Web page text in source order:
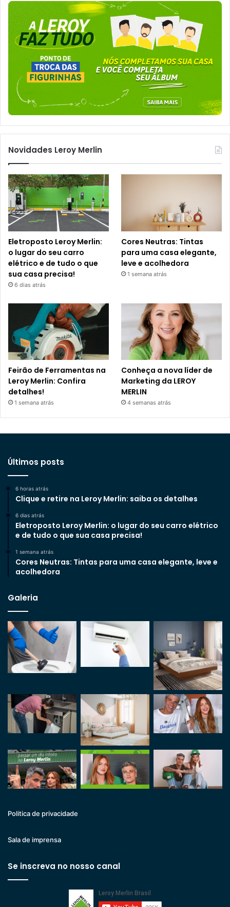
Novidades Leroy Merlin
Eletroposto Leroy Merlin:
o lugar do seu carro
elétrico e de tudo o que
sua casa precisa!
6 dias atrás
Cores Neutras: Tintas
para uma casa elegante,
leve e acolhedora
1 semana atrás
Feirão de Ferramentas na
Leroy Merlin: Confira
detalhes!
1 semana atrás
Conheça a nova líder de
Marketing da LEROY
MERLIN
4 semanas atrás
Últimos posts
6 horas atrás
Clique e retire na Leroy Merlin: saiba os detalhes
6 dias atrás
Eletroposto Leroy Merlin: o lugar do seu carro elétrico
e de tudo o que sua casa precisa!
1 semana atrás
Cores Neutras: Tintas para uma casa elegante, leve e
acolhedora
Galeria
Politica de privacidade
Sala de imprensa
Se inscreva no nosso canal